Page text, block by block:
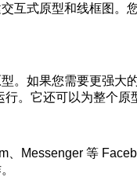
互式原型和线框图。
。如果您需要更强大
。它还可以为整个原
Messenger 等